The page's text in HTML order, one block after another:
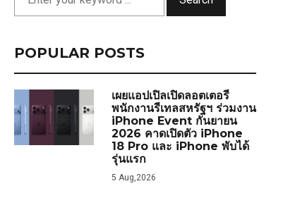
POPULAR POSTS
เผยแอปเปิลเปิดลอตเตอรี
พนักงานรีเทลสหรัฐฯ ร่วมงาน
iPhone Event กันยายน
2026 คาดเปิดตัว iPhone
18 Pro และ iPhone พับได้
รุ่นแรก
5 Aug,2026